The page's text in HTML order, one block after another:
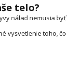
telo?
nálad nemusia byť
vysvetlenie toho, čo